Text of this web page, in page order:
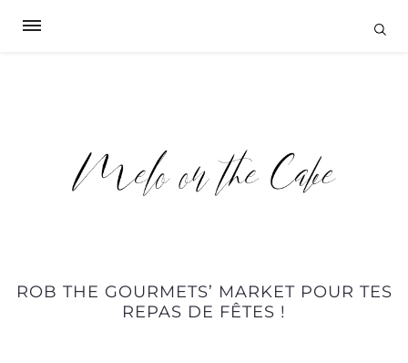
ROB THE GOURMETS’ MARKET POUR TES
REPAS DE FÊTES !